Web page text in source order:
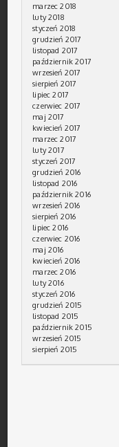
marzec 2018
luty 2018
styczeń 2018
grudzień 2017
listopad 2017
październik 2017
wrzesień 2017
sierpień 2017
lipiec 2017
czerwiec 2017
maj 2017
kwiecień 2017
marzec 2017
luty 2017
styczeń 2017
grudzień 2016
listopad 2016
październik 2016
wrzesień 2016
sierpień 2016
lipiec 2016
czerwiec 2016
maj 2016
kwiecień 2016
marzec 2016
luty 2016
styczeń 2016
grudzień 2015
listopad 2015
październik 2015
wrzesień 2015
sierpień 2015